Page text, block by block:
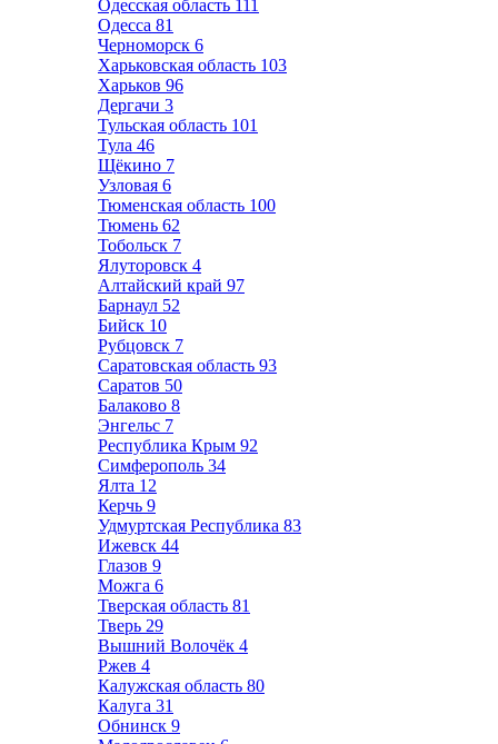
Одесская область 111
Одесса 81
Черноморск 6
Харьковская область 103
Харьков 96
Дергачи 3
Тульская область 101
Тула 46
Щёкино 7
Узловая 6
Тюменская область 100
Тюмень 62
Тобольск 7
Ялуторовск 4
Алтайский край 97
Барнаул 52
Бийск 10
Рубцовск 7
Саратовская область 93
Саратов 50
Балаково 8
Энгельс 7
Республика Крым 92
Симферополь 34
Ялта 12
Керчь 9
Удмуртская Республика 83
Ижевск 44
Глазов 9
Можга 6
Тверская область 81
Тверь 29
Вышний Волочёк 4
Ржев 4
Калужская область 80
Калуга 31
Обнинск 9